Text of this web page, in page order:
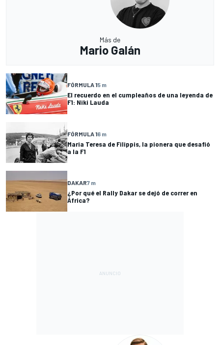
Más de
Mario Galán
FÓRMULA 15 m
El recuerdo en el cumpleaños de una leyenda de
F1: Niki Lauda
FÓRMULA 16 m
Maria Teresa de Filippis, la pionera que desafió
a la F1
DAKAR7 m
¿Por qué el Rally Dakar se dejó de correr en
África?